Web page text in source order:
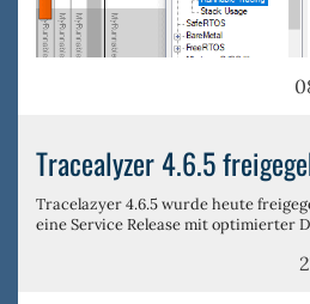
Tracealyzer 4.6.5
Tracelazyer 4.6.5wurde heute
eine Service Release mit optimierter